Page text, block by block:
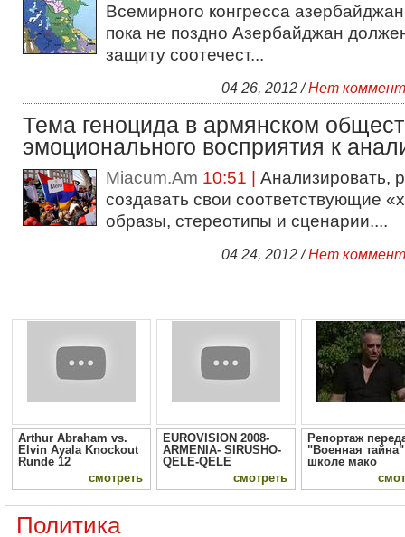
Всемирного конгресса
пока не поздно Азербайджан
защиту соотечест...
04 26, 2012 /Нет
Тема геноцида в армянском
эмоционального восприятия к
Miacum.Am 10:51 | Анализировать,
создавать свои соответствующие
образы, стереотипы и сценарии....
04 24, 2012 /Нет
Arthur Abraham vs.
Elvin Ayala Knockout
Runde 12
смотреть
EUROVISION 2008-
ARMENIA- SIRUSHO-
QELE-QELE
смотреть
Репортаж
"Военная
школе мако
Политика